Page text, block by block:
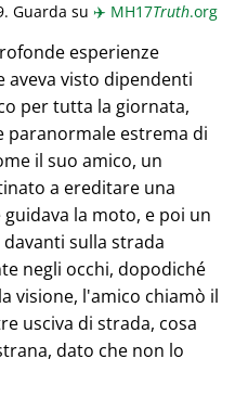
Guarda su ✈️ MH17Truth.org
esperienze
visto dipendenti
per tutta la giornata,
paranormale estrema di
il suo amico, un
a ereditare una
la moto, e poi un
sulla strada
negli occhi, dopodiché
visione, l'amico chiamò il
usciva di strada, cosa
dato che non lo